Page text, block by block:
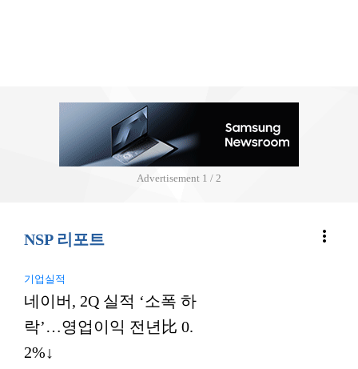
Advertisement 2 / 2
NSP 리포트 more_vert
기업실적
네이버, 2Q 실적 ‘소폭 하
락’…영업이익 전년比 0.
2%↓